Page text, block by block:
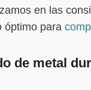
en las
óptimo para
de metal